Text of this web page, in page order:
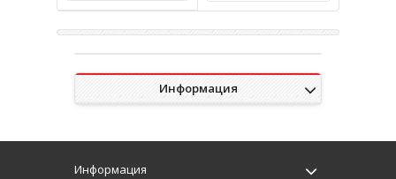
Информация
Информация